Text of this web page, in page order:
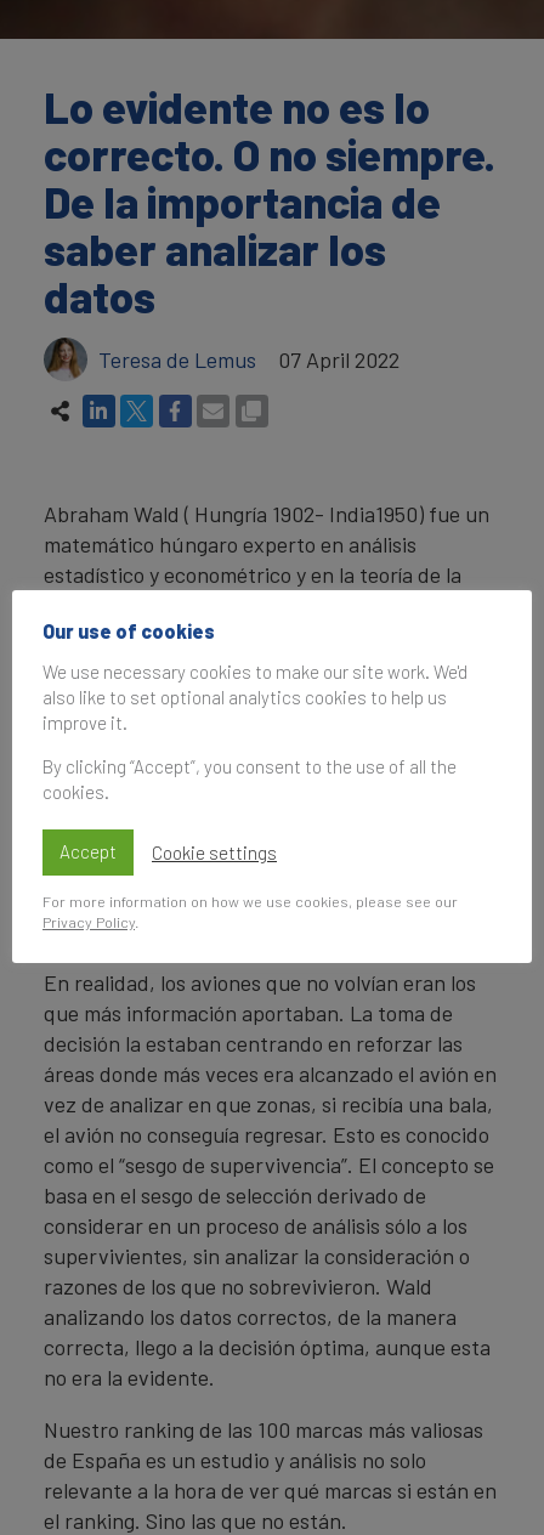
Lo evidente no es lo
correcto. O no siempre.
De la importancia de
saber analizar los
datos
Teresa de Lemus 07 April 2022
Abraham Wald ( Hungría 1902- India1950) fue un
matemático húngaro experto en análisis
estadístico y econométrico y en la teoría de la
durante la Segunda Guerra Mundial. Le
enseñaron un gráfico de uno de sus aviones de
de Análisis Naval sobre los daños que tenían las
aeronaves que regresaban a base. Sobre ese
recopilatorio de daños en los aviones, querían
tomar decisiones obviando la información que les
proporcionaba los aviones que no conseguían
llegar a base.
En realidad, los aviones que no volvían eran los
que más información aportaban. La toma de
decisión la estaban centrando en reforzar las
áreas donde más veces era alcanzado el avión en
vez de analizar en que zonas, si recibía una bala,
el avión no conseguía regresar. Esto es conocido
como el “sesgo de supervivencia”. El concepto se
basa en el sesgo de selección derivado de
considerar en un proceso de análisis sólo a los
supervivientes, sin analizar la consideración o
razones de los que no sobrevivieron. Wald
analizando los datos correctos, de la manera
correcta, llego a la decisión óptima, aunque esta
no era la evidente.
Nuestro ranking de las 100 marcas más valiosas
de España es un estudio y análisis no solo
relevante a la hora de ver qué marcas si están en
el ranking. Sino las que no están.
Our use of cookies
We use necessary cookies to make our site work. We'd
also like to set optional analytics cookies to help us
improve it.
By clicking “Accept”, you consent to the use of all the
cookies.
Accept Cookie settings
For more information on how we use cookies, please see our
Privacy Policy